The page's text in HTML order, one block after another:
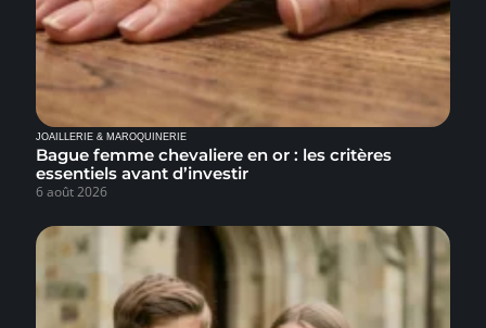
JOAILLERIE & MAROQUINERIE
Bague femme chevaliere en or : les critères
essentiels avant d’investir
6 août 2026